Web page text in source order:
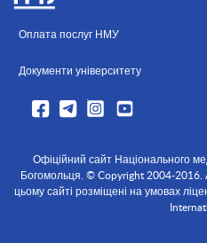
Оплата послуг НМУ
Документи університету
Офіційний сайт Національного
Богомольця. © Copyright 2004-2016.
цьому сайті розміщені на умовах